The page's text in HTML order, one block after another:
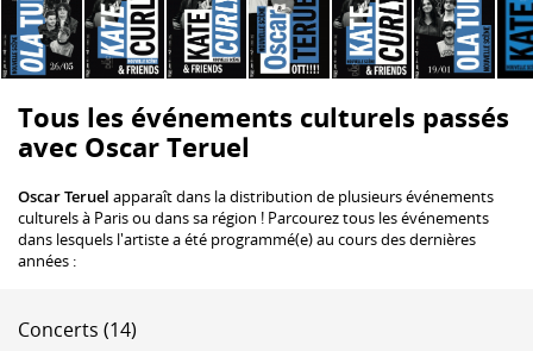
Tous les événements culturels passés
avec Oscar Teruel
Oscar Teruel apparaît dans la distribution de plusieurs événements
culturels à Paris ou dans sa région ! Parcourez tous les événements
dans lesquels l'artiste a été programmé(e) au cours des dernières
années :
Concerts (14)